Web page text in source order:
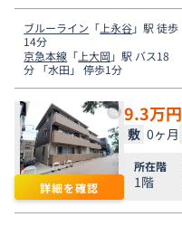
ブルーライン 「 上永谷」駅 徒歩
14分
京急本線 「上大岡 」駅 バス18
分 「水田」 停歩1分
詳細を確認
9.3万円
敷 0ヶ月
所在階
1階